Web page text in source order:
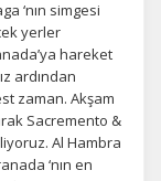
‘nın simgesi
yerler
hareket
ardından
zaman. Akşam
Sacremento &
Al Hambra
‘nın en